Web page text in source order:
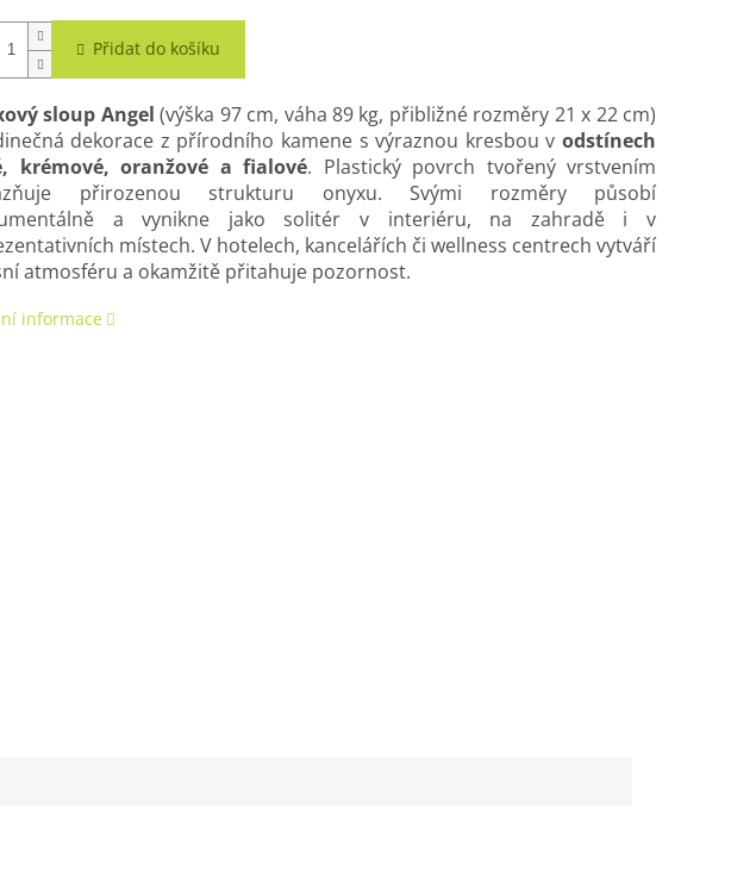
Přidat do košíku
sloup Angel (výška 97 cm, váha 89 kg, přibližné rozměry 21 x 22 cm)
dekorace z přírodního kamene s výraznou kresbou v odstínech
krémové, oranžové a fialové. Plastický povrch tvořený vrstvením
přirozenou strukturu onyxu. Svými rozměry působí
a vynikne jako solitér v interiéru, na zahradě i v
místech. V hotelech, kancelářích či wellness centrech vytváří
atmosféru a okamžitě přitahuje pozornost.
informace